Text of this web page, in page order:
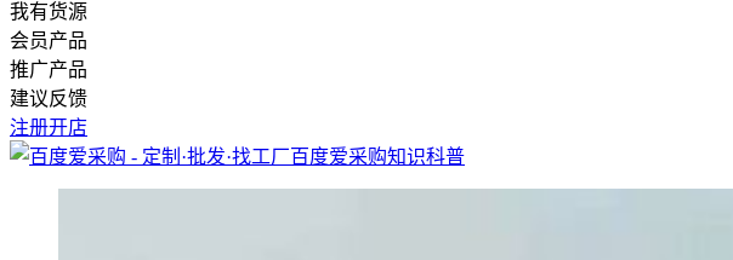
我有货源
会员产品
推广产品
建议反馈
注册开店
百度爱采购知识科普